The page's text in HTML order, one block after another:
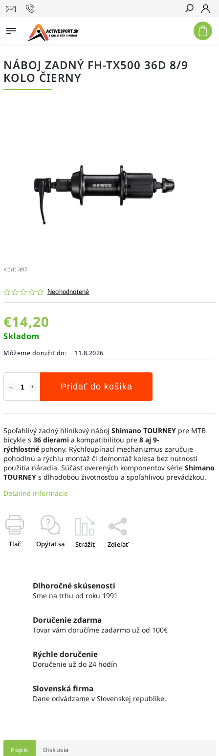
Hľadať
NÁBOJ ZADNÝ FH-TX500 36D 8/9
KOLO ČIERNY
Kód: 497
Neohodnotené
€14,20
Skladom
Môžeme doručiť do: 11.8.2026
Pridať do košíka
Spoľahlivý zadný hliníkový náboj Shimano TOURNEY pre MTB
bicykle s 36 dierami a kompatibilitou pre 8 aj 9-
rýchlostné pohony. Rýchloupínací mechanizmus zaručuje
pohodlnú a rýchlu montáž či demontáž kolesa bez nutnosti
použitia náradia. Súčasť overených komponentov série Shimano
TOURNEY s dlhodobou životnosťou a spoľahlivou prevádzkou.
Detailné informácie
Tlač Opýtať sa Strážiť Zdieľať
Dlhoročné skúsenosti
Sme na trhu od roku 1991
Doručenie zdarma
Tovar vám doručíme zadarmo už od 100€
Rýchle doručenie
Doručenie už do 24 hodín
Slovenská firma
Dane odvádzame v Slovenskej republike.
Popis Diskusia